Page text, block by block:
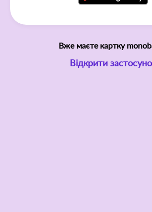
Вже маєте картку
Відкрити